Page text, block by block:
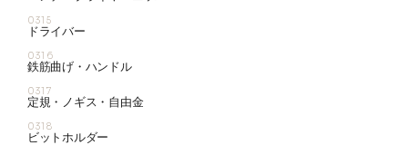
0315
ドライバー
0316
鉄筋曲げ・ハンドル
0317
定規・ノギス・自由金
0318
ビットホルダー